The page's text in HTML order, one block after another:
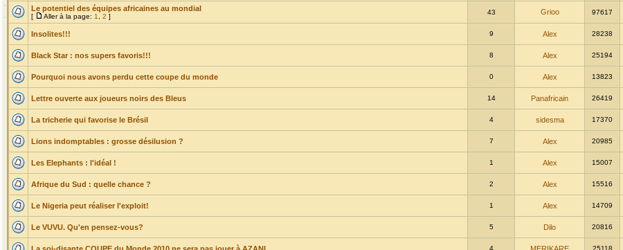
Le potentiel des équipes africaines au mondial
[ Aller à la page: 1 2 ]
43 Grioo 97617
Insolites!!! 9 Alex 28238
Black Star : nos supers favoris!!! 8 Alex 25194
Pourquoi nous avons perdu cette coupe du monde 0 Alex 13823
Lettre ouverte aux joueurs noirs des Bleus 14 Panafricain 26419
La tricherie qui favorise le Brésil 4 sidesma 17370
Lions indomptables : grosse désilusion ? 7 Alex 20985
Les Elephants : l'idéal ! 1 Alex 15007
Afrique du Sud : quelle chance ? 2 Alex 15516
Le Nigeria peut réaliser l'exploit! 1 Alex 14709
Le VUVU. Qu'en pensez-vous? 5 Dilo 20816
4 25118